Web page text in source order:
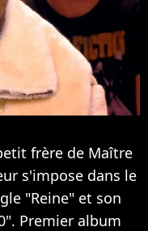
frère de Maître
s'impose dans le
"Reine" et son
Premier album